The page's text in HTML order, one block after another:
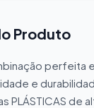
Produto
perfeita
e
PLÁSTICAS de